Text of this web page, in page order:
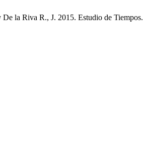
la Riva R., J. 2015. Estudio de Tiempos.